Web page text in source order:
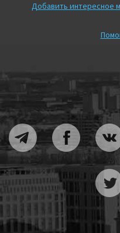
Добавить интересное